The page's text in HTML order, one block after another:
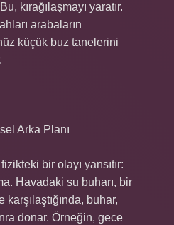
kırağılaşmayı yaratır.
arabaların
küçük buz tanelerini
Arka Planı
bir olayı yansıtır:
Havadaki su buharı, bir
buhar,
donar. Örneğin, gece